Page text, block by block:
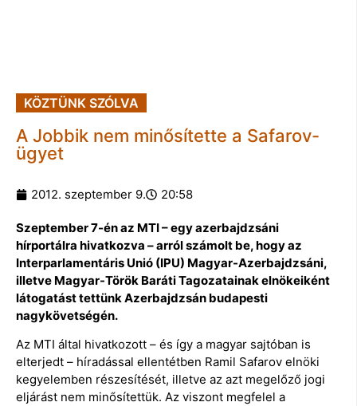
KÖZTÜNK SZÓLVA
A Jobbik nem minősítette a Safarov-
ügyet
2012. szeptember 9. 20:58
Szeptember 7-én az MTI – egy azerbajdzsáni
hírportálra hivatkozva – arról számolt be, hogy az
Interparlamentáris Unió (IPU) Magyar-Azerbajdzsáni,
illetve Magyar-Török Baráti Tagozatainak elnökeiként
látogatást tettünk Azerbajdzsán budapesti
nagykövetségén.
Az MTI által hivatkozott – és így a magyar sajtóban is
elterjedt – híradással ellentétben Ramil Safarov elnöki
kegyelemben részesítését, illetve az azt megelőző jogi
eljárást nem minősítettük. Az viszont megfelel a